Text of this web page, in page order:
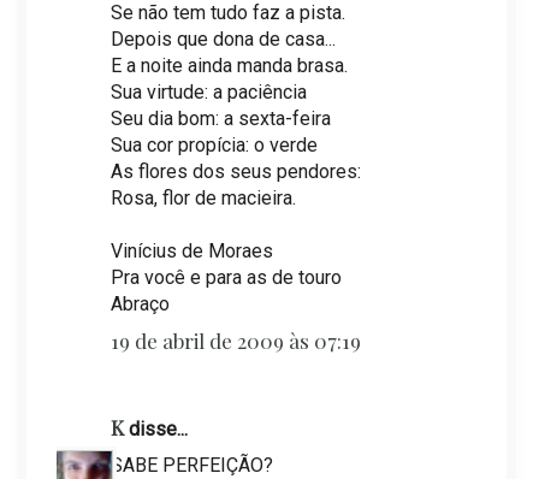
Se não tem tudo faz a pista.
Depois que dona de casa...
E a noite ainda manda brasa.
Sua virtude: a paciência
Seu dia bom: a sexta-feira
Sua cor propícia: o verde
As flores dos seus pendores:
Rosa, flor de macieira.
Vinícius de Moraes
Pra você e para as de touro
Abraço
19 de abril de 2009 às 07:19
Kdisse...
SABE PERFEIÇÃO?